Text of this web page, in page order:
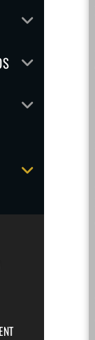
HIJO
AMPLIAR
HIJO
AMPLIAR
HIJO
AMPLIAR
AMPLIAR
HIJO